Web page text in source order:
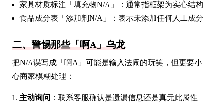
家具材质标注「填充物N/A」：通常指框架为实心结构
食品成分表「添加剂N/A」：表示未添加任何人工成分
二、警惕那些「啊A」乌龙
把N/A误写成「啊A」可能是输入法闹的玩笑，但更要小
心商家模糊处理：
主动询问 ：联系客服确认是遗漏信息还是真无此属性